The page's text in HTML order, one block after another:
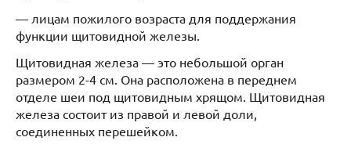
— лицам пожилого возраста для поддержания
функции щитовидной железы.
Щитовидная железа — это небольшой орган
размером 2-4 см. Она расположена в переднем
отделе шеи под щитовидным хрящом. Щитовидная
железа состоит из правой и левой доли,
соединенных перешейком.